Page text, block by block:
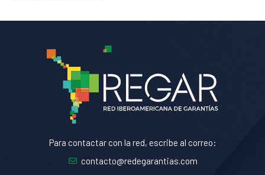
Para contactar con la red, escribe al correo:
contacto@redegarantias.com